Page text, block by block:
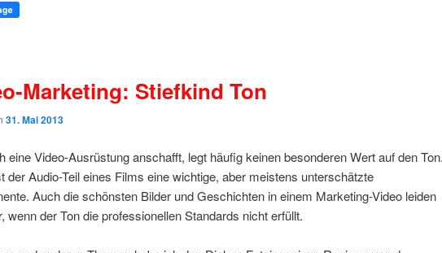
Marketing: Stiefkind Ton
31. Mai 2013
eine Video-Ausrüstung anschafft, legt häufig keinen besonderen Wert auf den Ton.
der Audio-Teil eines Films eine wichtige, aber meistens unterschätzte
Auch die schönsten Bilder und Geschichten in einem Marketing-Video leiden
wenn der Ton die professionellen Standards nicht erfüllt.